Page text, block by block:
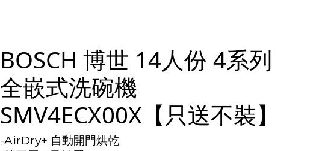
BOSCH 博世 14人份 4系列
全嵌式洗碗機
SMV4ECX00X【只送不裝】
-AirDry+ 自動開門烘乾